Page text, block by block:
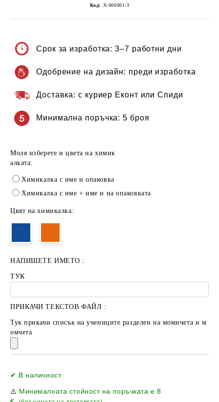
Код: Х-000001-3
Срок за изработка: 3–7 работни дни
Одобрение на дизайн: преди изработка
Доставка: с куриер Еконт или Спиди
Минимална поръчка: 5 броя
Моля изберете и цвета на химик
алката:
Химикалка с име и опаковка
Химикалка с име + име и на опаковката
Цвят на химикалка:
НАПИШЕТЕ ИМЕТО :
ТУК
ПРИКАЧИ ТЕКСТОВ ФАЙЛ :
Тук прикачи списък на учениците разделен на момичета и м
омчета
✔ В наличност
⚠️ Минималната стойност на поръчката е8